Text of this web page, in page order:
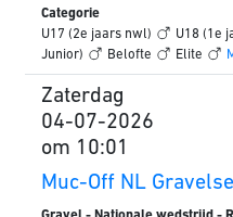
Categorie
U17 (2e jaars nwl)
U18 (1e
Junior)
Belofte Elite
Zaterdag
04-07-2026
om 10:01
Muc-Off NL